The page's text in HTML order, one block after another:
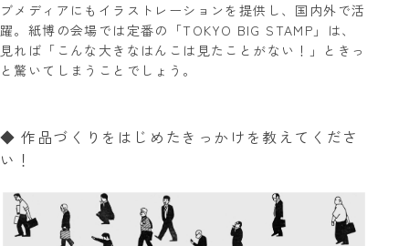
ブメディアにもイラストレーションを提供し、国内外で活
躍。紙博の会場では定番の「TOKYO BIG STAMP」は、
見れば「こんな大きなはんこは見たことがない！」ときっ
と驚いてしまうことでしょう。
◆ 作品づくりをはじめたきっかけを教えてくださ
い！